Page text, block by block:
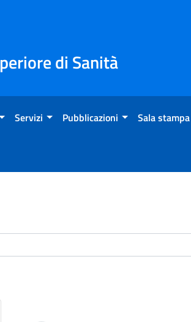
di Sanità
Servizi Pubblicazioni Sala stampa
- Eventi